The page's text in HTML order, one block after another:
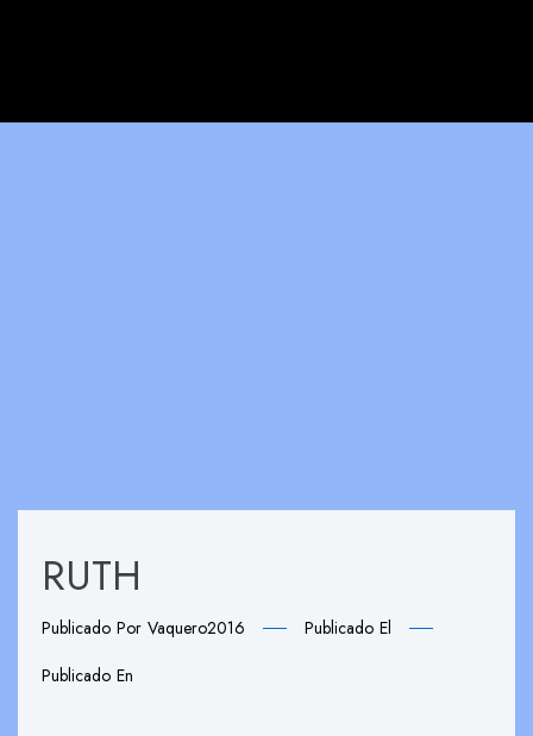
RUTH
Publicado Por Vaquero2016
Publicado El
Publicado En